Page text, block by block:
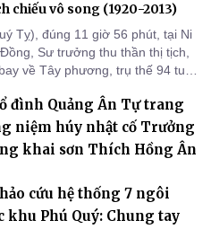
chiếu vô song (1920-2013)
Tỵ), đúng 11 giờ 56 phút, tại Ni
Sư trưởng thu thần thị tịch,
về Tây phương, trụ thế 94 tuổi
đình Quảng Ân Tự trang
niệm húy nhật cố Trưởng
khai sơn Thích Hồng Ân
cứu hệ thống 7 ngôi
khu Phú Quý: Chung tay